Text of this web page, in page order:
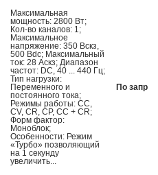
Максимальная
мощность: 2800 Вт;
Кол-во каналов: 1;
Максимальное
напряжение: 350 Вскз,
500 Вdc; Максимальный
ток: 28 Аскз; Диапазон
частот: DC, 40 ... 440 Гц;
Тип нагрузки:
Переменного и
постоянного тока;
Режимы работы: CC,
CV, CR, CP, CC + CR;
Форм фактор:
Моноблок;
Особенности: Режим
«Турбо» позволяющий
на 1 секунду
увеличить...
По